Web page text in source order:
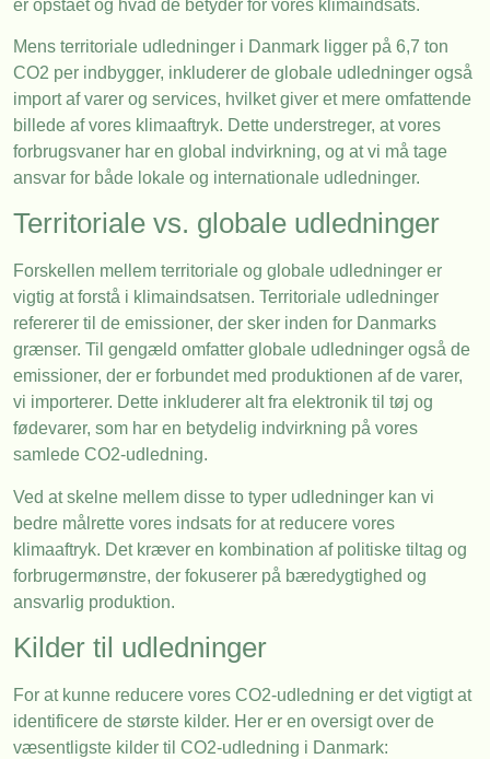
er opstået og hvad de betyder for vores klimaindsats.
Mens territoriale udledninger i Danmark ligger på 6,7 ton
CO2 per indbygger, inkluderer de globale udledninger også
import af varer og services, hvilket giver et mere omfattende
billede af vores klimaaftryk. Dette understreger, at vores
forbrugsvaner har en global indvirkning, og at vi må tage
ansvar for både lokale og internationale udledninger.
Territoriale vs. globale udledninger
Forskellen mellem territoriale og globale udledninger er
vigtig at forstå i klimaindsatsen. Territoriale udledninger
refererer til de emissioner, der sker inden for Danmarks
grænser. Til gengæld omfatter globale udledninger også de
emissioner, der er forbundet med produktionen af de varer,
vi importerer. Dette inkluderer alt fra elektronik til tøj og
fødevarer, som har en betydelig indvirkning på vores
samlede CO2-udledning.
Ved at skelne mellem disse to typer udledninger kan vi
bedre målrette vores indsats for at reducere vores
klimaaftryk. Det kræver en kombination af politiske tiltag og
forbrugermønstre, der fokuserer på bæredygtighed og
ansvarlig produktion.
Kilder til udledninger
For at kunne reducere vores CO2-udledning er det vigtigt at
identificere de største kilder. Her er en oversigt over de
væsentligste kilder til CO2-udledning i Danmark: